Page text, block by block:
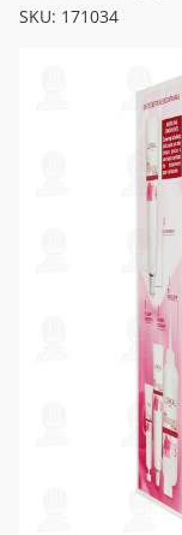
SKU: 171034